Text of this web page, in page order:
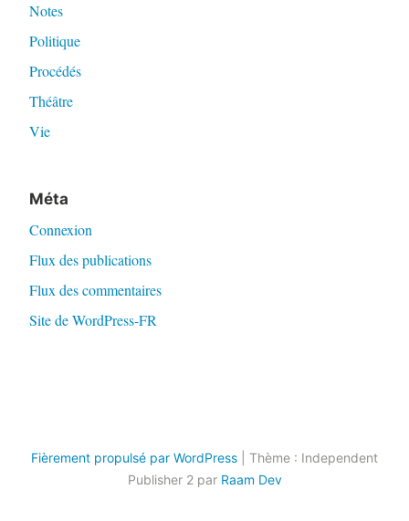
Notes
Politique
Procédés
Théâtre
Vie
Méta
Connexion
Flux des publications
Flux des commentaires
Site de WordPress-FR
Fièrement propulsé par WordPress
Thème : Independent
Publisher 2 par Raam Dev